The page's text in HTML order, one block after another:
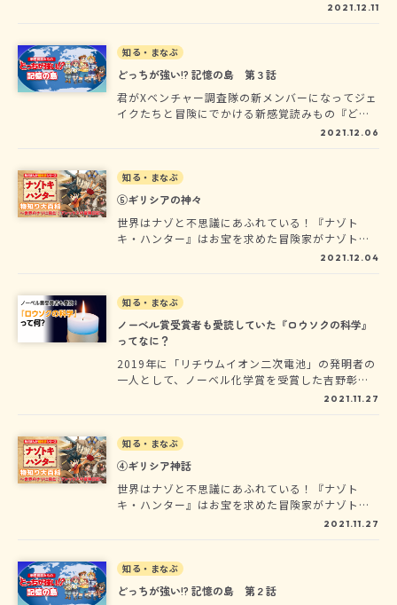
ろう。君は第５話のベストエンディング「任務大
ー」になってしまったら、最初からまた冒険をや
り直そう。物語のゆくえを決めるのは君自身。さ
しながら世界各地を冒険するオールカラーまんが
2021.12.11
知る・まなぶ
どっちが強い!? 記憶の島 第３話
君がXベンチャー調査隊の新メンバーになってジェ
イクたちと冒険にでかける新感覚読みもの『どっ
ちが強い!? 記憶の島』が連載開始！今回ダーウィ
では、正体不明の巨大な影が目撃されているらし
い…。この冒険の旅では、次に取る行動は自分で
決めるんだ。文章の最後に選択肢があるから、ど
れか選んで進もう。旅の途中でさまざまな動物と
も出会うよ。動物知識を活かしてピンチを乗り切
ろう。君は第５話のベストエンディング「任務大
ー」になってしまったら、最初からまた冒険をや
り直そう。物語のゆくえを決めるのは君自身。さ
ぁ、どっちを選ぶ!?
2021.12.06
知る・まなぶ
⑤ギリシアの神々
世界はナゾと不思議にあふれている！『ナゾト
キ・ハンター』はお宝を求めた冒険家がナゾトキ
しながら世界各地を冒険するオールカラーまんが
2021.12.04
知る・まなぶ
ノーベル賞受賞者も愛読していた『ロウソクの科学』
ってなに？
2019年に「リチウムイオン二次電池」の発明者の
一人として、ノーベル化学賞を受賞した吉野彰さ
ん、2016年にノーベル生理学・医学賞を受賞した
紹介しています。
2021.11.27
知る・まなぶ
④ギリシア神話
世界はナゾと不思議にあふれている！『ナゾト
キ・ハンター』はお宝を求めた冒険家がナゾトキ
しながら世界各地を冒険するオールカラーまんが
2021.11.27
知る・まなぶ
どっちが強い!? 記憶の島 第２話